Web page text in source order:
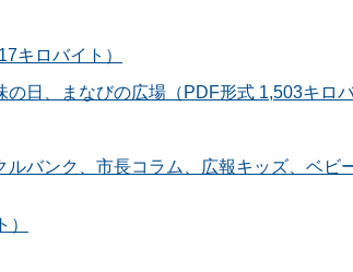
キロバイト）
日、まなびの広場（PDF形式 1,503キロバ
バンク、市長コラム、広報キッズ、ベビ